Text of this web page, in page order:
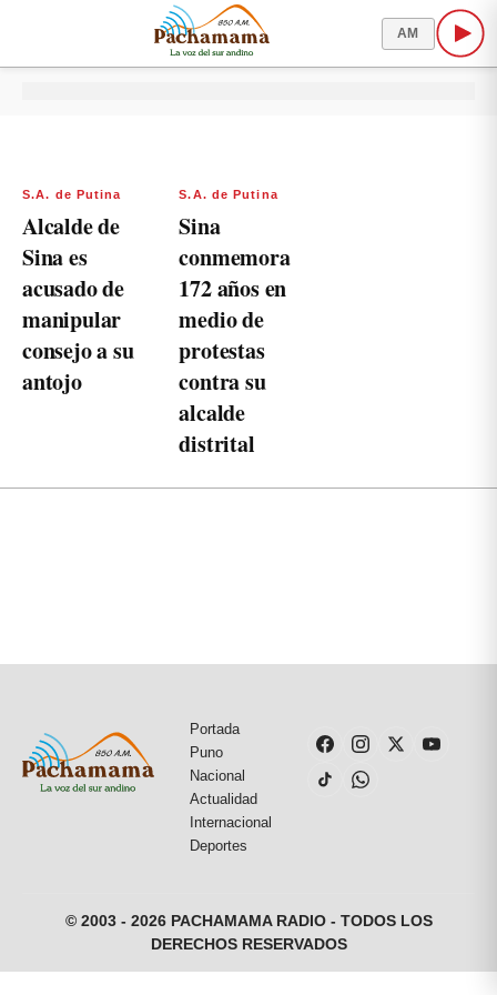
AM
S.A. de Putina
Alcalde de
Sina es
acusado de
manipular
consejo a su
antojo
S.A. de Putina
Sina
conmemora
172 años en
medio de
protestas
contra su
alcalde
distrital
Portada
Puno
Nacional
Actualidad
Internacional
Deportes
© 2003 - 2026 PACHAMAMA RADIO - TODOS LOS
DERECHOS RESERVADOS